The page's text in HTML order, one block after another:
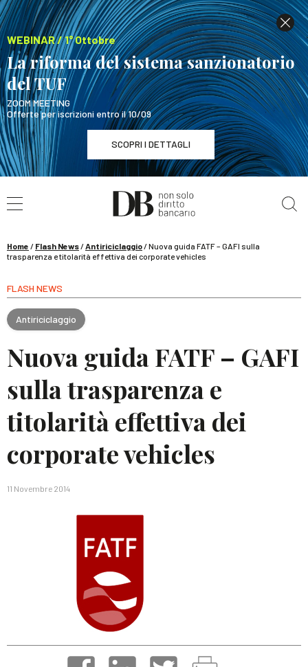
WEBINAR / 1° Ottobre
La riforma del sistema sanzionatorio
del TUF
ZOOM MEETING
Offerte per iscrizioni entro il 10/09
SCOPRI I DETTAGLI
WEBINAR / 1° Ottobre
La riforma del sistema sanzionatorio del TUF
Home / Flash News/Antiriciclaggio/Nuova guida FATF – GAFI sulla
trasparenza e titolarità effettiva dei corporate vehicles
FLASH NEWS
Antiriciclaggio
Nuova guida FATF – GAFI
sulla trasparenza e
titolarità effettiva dei
corporate vehicles
11 Novembre 2014